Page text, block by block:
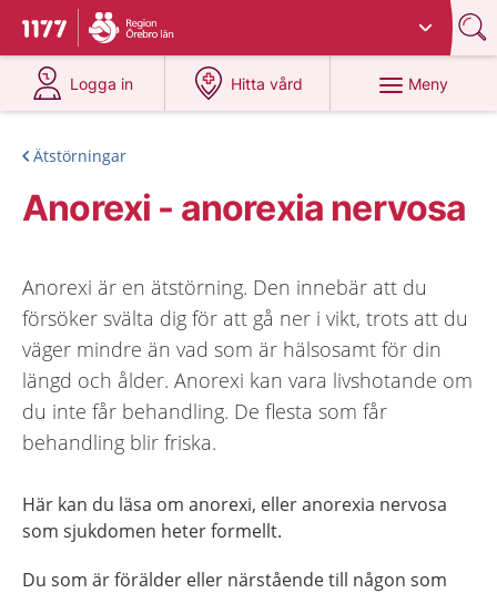
Till startsidan för 1177
Du har valt region
Logga in
på 1177.se
Hitta vård
på 1177.se
Meny
Ätstörningar
Anorexi - anorexia nervosa
Anorexi är en ätstörning. Den innebär att du
försöker svälta dig för att gå ner i vikt, trots att du
väger mindre än vad som är hälsosamt för din
längd och ålder. Anorexi kan vara livshotande om
du inte får behandling. De flesta som får
behandling blir friska.
Här kan du läsa om anorexi, eller anorexia nervosa
som sjukdomen heter formellt.
Du som är förälder eller närstående till någon som